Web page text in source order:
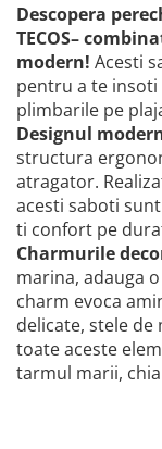
Descopera
TECOS–
modern! Acesti
pentru a te insoti
plimbarile pe
Designul
structura
atragator.
acesti saboti
ti confort pe
Charmurile
marina, adauga
charm evoca
delicate, stele
toate aceste
tarmul marii,